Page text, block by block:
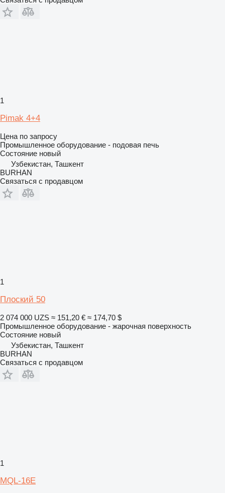
1
Pimak 4+4
Цена по запросу
Промышленное оборудование - подовая печь
Состояние новый
Узбекистан, Ташкент
BURHAN
Связаться с продавцом
1
Плоский 50
2 074 000 UZS ≈ 151,20 € ≈ 174,70 $
Промышленное оборудование - жарочная поверхность
Состояние новый
Узбекистан, Ташкент
BURHAN
Связаться с продавцом
1
MQL-16E